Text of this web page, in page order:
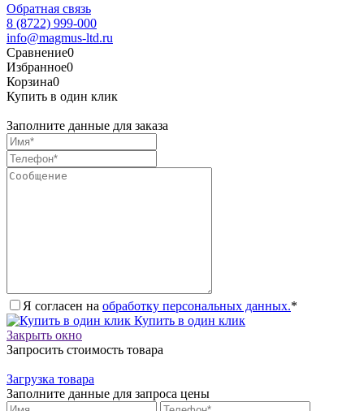
Обратная связь
8 (8722) 999-000
info@magmus-ltd.ru
Сравнение0
Избранное0
Корзина0
Купить в один клик
Заполните данные для заказа
Я согласен на обработку персональных данных.*
Купить в один клик
Закрыть окно
Запросить стоимость товара
Загрузка товара
Заполните данные для запроса цены